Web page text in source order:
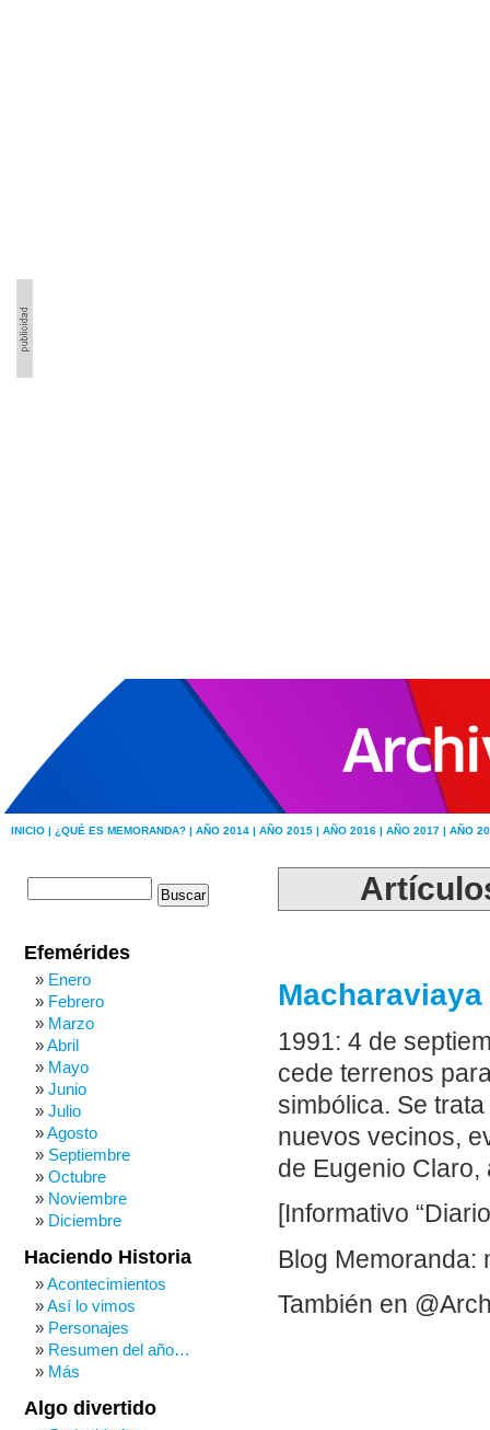
INICIO | ¿QUÉ ES MEMORANDA? | AÑO 2014 | AÑO 2015 | AÑO 2016 | AÑO 2017 | AÑO
1991: 4 de
cede terrenos
simbólica. Se
nuevos vecinos,
de Eugenio
[Informativo
Blog Memoranda:
También en
Efemérides
Enero
Febrero
Marzo
Abril
Mayo
Junio
Julio
Agosto
Septiembre
Octubre
Noviembre
Diciembre
Haciendo Historia
Acontecimientos
Así lo vimos
Personajes
Resumen del año…
Más
Algo divertido